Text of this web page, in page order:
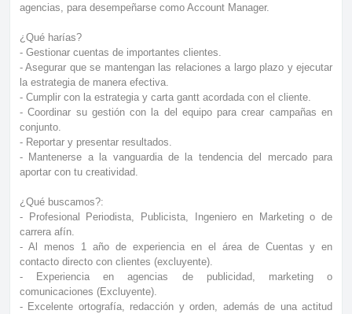
agencias, para desempeñarse como Account Manager.
¿Qué harías?
- Gestionar cuentas de importantes clientes.
- Asegurar que se mantengan las relaciones a largo plazo y ejecutar
la estrategia de manera efectiva.
- Cumplir con la estrategia y carta gantt acordada con el cliente.
- Coordinar su gestión con la del equipo para crear campañas en
conjunto.
- Reportar y presentar resultados.
- Mantenerse a la vanguardia de la tendencia del mercado para
aportar con tu creatividad.
¿Qué buscamos?:
- Profesional Periodista, Publicista, Ingeniero en Marketing o de
carrera afín.
- Al menos 1 año de experiencia en el área de Cuentas y en
contacto directo con clientes (excluyente).
- Experiencia en agencias de publicidad, marketing o
comunicaciones (Excluyente).
- Excelente ortografía, redacción y orden, además de una actitud